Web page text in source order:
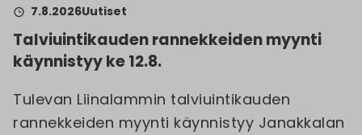
7.8.2026Uutiset
Talviuintikauden rannekkeiden myynti
käynnistyy ke 12.8.
Tulevan Liinalammin talviuintikauden
rannekkeiden myynti käynnistyy Janakkalan